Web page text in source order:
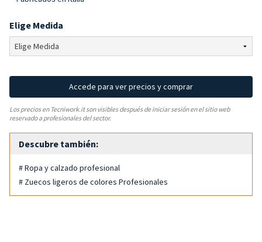
Elige Medida
Accede para ver precios y comprar
Los precios en Tecniwork.it son visibles después de iniciar sesión en el sitio web
reservado a profesionales del sector.
Descubre también:
# Ropa y calzado profesional
# Zuecos ligeros de colores Profesionales